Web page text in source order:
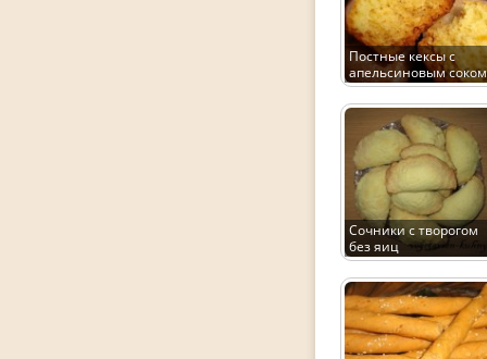
Постные кексы с
апельсиновым соком
Сочники с творогом
без яиц